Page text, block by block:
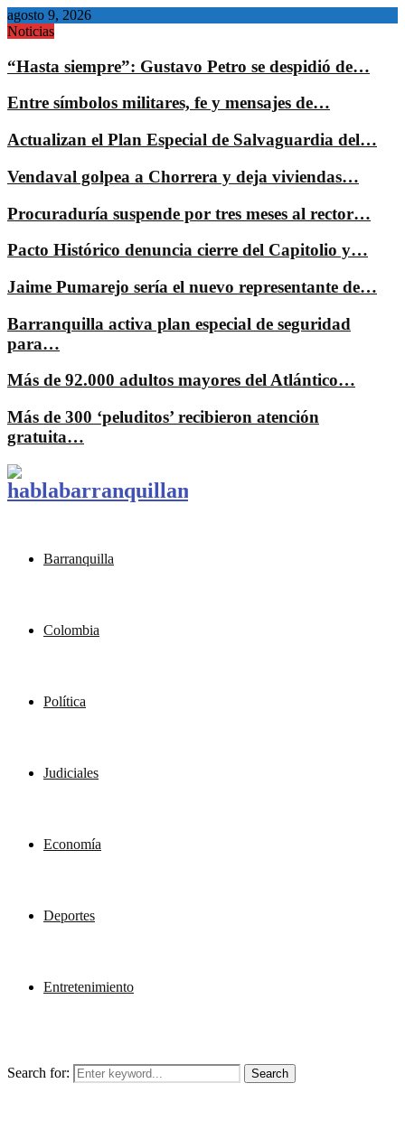
agosto 9, 2026
Noticias
“Hasta siempre”: Gustavo Petro se despidió de…
Entre símbolos militares, fe y mensajes de…
Actualizan el Plan Especial de Salvaguardia del…
Vendaval golpea a Chorrera y deja viviendas…
Procuraduría suspende por tres meses al rector…
Pacto Histórico denuncia cierre del Capitolio y…
Jaime Pumarejo sería el nuevo representante de…
Barranquilla activa plan especial de seguridad
para…
Más de 92.000 adultos mayores del Atlántico…
Más de 300 ‘peluditos’ recibieron atención
gratuita…
Barranquilla
Colombia
Política
Judiciales
Economía
Deportes
Entretenimiento
Search for: Search